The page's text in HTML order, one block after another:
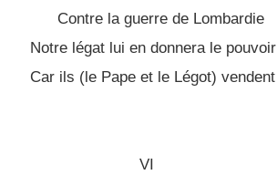
Contre la guerre de Lombardie
Notre légat lui en donnera le pouvoir
Car ils (le Pape et le Légot)
VI